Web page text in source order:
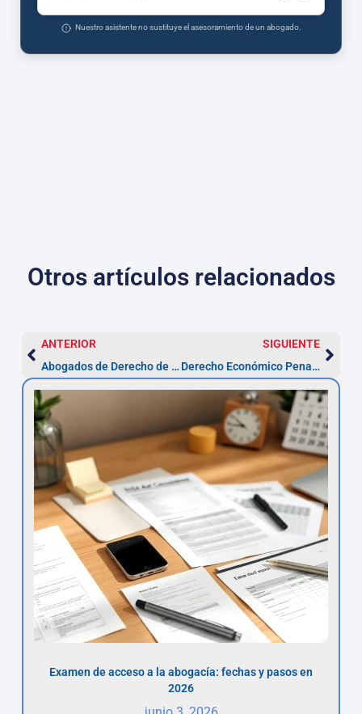
Nuestro asistente no sustituye el asesoramiento de un abogado.
Otros artículos relacionados
ANTERIOR
Abogados de Derecho de Familia en Pamplona
SIGUIENTE
Derecho Económico Penal en Pamplona: guía práctica
Examen de acceso a la abogacía: fechas y pasos en
2026